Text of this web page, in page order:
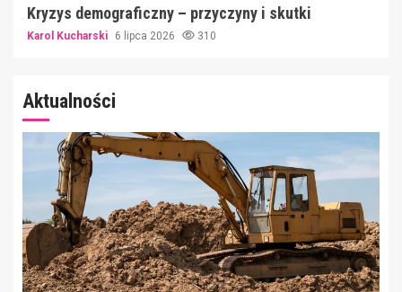
Kryzys demograficzny – przyczyny i skutki
Karol Kucharski 6 lipca 2026 310
Aktualności